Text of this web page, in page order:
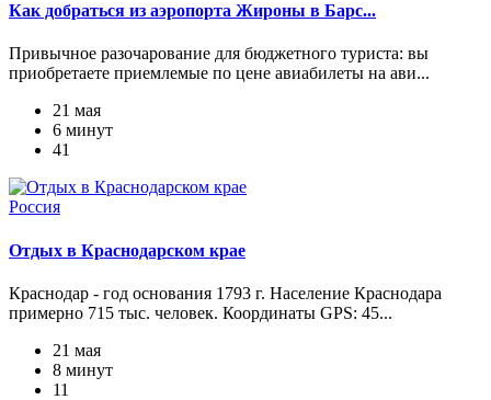
Как добраться из аэропорта Жироны в Барс...
Привычное разочарование для бюджетного туриста: вы
приобретаете приемлемые по цене авиабилеты на ави...
21 мая
6 минут
41
Россия
Отдых в Краснодарском крае
Краснодар - год основания 1793 г. Население Краснодара
примерно 715 тыс. человек. Координаты GPS: 45...
21 мая
8 минут
11